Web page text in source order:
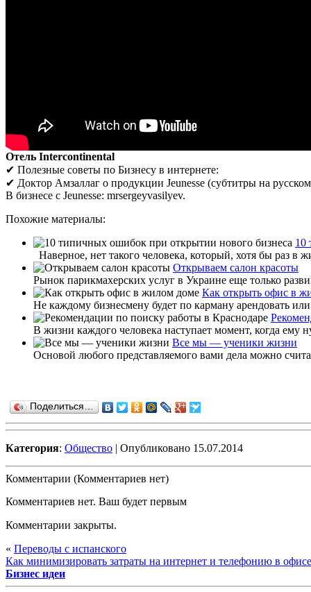
Отель Intercontinental
✔ Полезные советы по Бизнесу в интернете:
✔ Доктор Амзаллаг о продукции Jeunesse (субтитры на
В бизнесе с Jeunesse: mrsergeyvasilyev.
Похожие материалы:
10
Наверное, нет такого человека, который, хотя бы раз в
Открываем салон красоты
Рынок парикмахерских услуг в Украине еще только
Как открыть офис в
Не каждому бизнесмену будет по карману арендовать
В жизни каждого человека наступает момент, когда ему
Все мы — ученики жизни
Основой любого представляемого вами дела можно
Поделиться…
Категория: Общество | Опубликовано 15.07.2014
Комментарии (Комментариев нет)
Комментариев нет. Ваш будет первым
Комментарии закрыты.
« Переводы с испанского
Как минимизировать затраты на интернет и телефонию в
Бизнес идеи